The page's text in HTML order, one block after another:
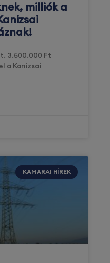
milliók a
3.500.000 Ft
a Kanizsai
KAMARAI HÍREK